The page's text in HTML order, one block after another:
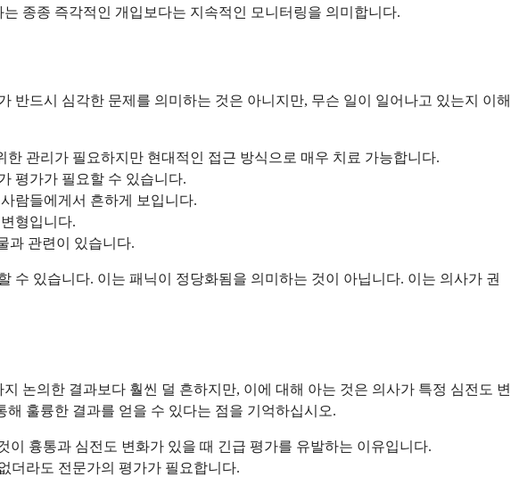
종종 즉각적인 개입보다는 지속적인 모니터링을 의미합니다.
드시 심각한 문제를 의미하는 것은 아니지만, 무슨 일이 일어나고 있는지 이해
관리가 필요하지만 현대적인 접근 방식으로 매우 치료 가능합니다.
평가가 필요할 수 있습니다.
람들에게서 흔하게 보입니다.
형입니다.
과 관련이 있습니다.
수 있습니다. 이는 패닉이 정당화됨을 의미하는 것이 아닙니다. 이는 의사가 권
논의한 결과보다 훨씬 덜 흔하지만, 이에 대해 아는 것은 의사가 특정 심전도 변
훌륭한 결과를 얻을 수 있다는 점을 기억하십시오.
흉통과 심전도 변화가 있을 때 긴급 평가를 유발하는 이유입니다.
더라도 전문가의 평가가 필요합니다.